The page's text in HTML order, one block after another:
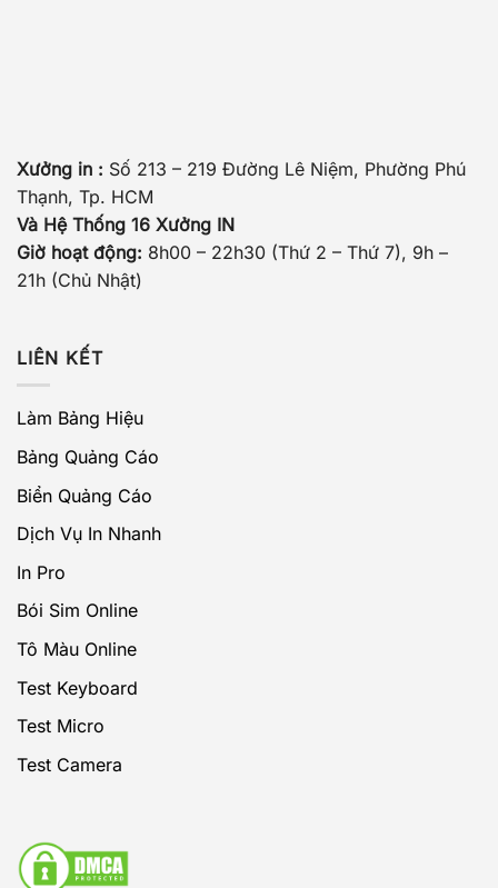
Xưởng in : Số 213 – 219 Đường Lê Niệm, Phường Phú
Thạnh, Tp. HCM
Và Hệ Thống 16 Xưởng IN
Giờ hoạt động: 8h00 – 22h30 (Thứ 2 – Thứ 7), 9h –
21h (Chủ Nhật)
LIÊN KẾT
Làm Bảng Hiệu
Bảng Quảng Cáo
Biển Quảng Cáo
Dịch Vụ In Nhanh
In Pro
Bói Sim Online
Tô Màu Online
Test Keyboard
Test Micro
Test Camera